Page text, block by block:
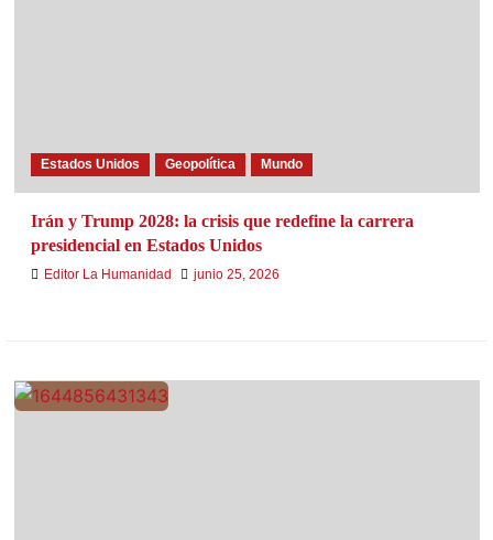
Estados Unidos Geopolítica Mundo
Irán y Trump 2028: la crisis que redefine la carrera
presidencial en Estados Unidos
Editor La Humanidad junio 25, 2026